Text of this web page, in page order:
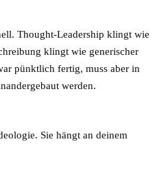
Thought-Leadership klingt wie
klingt wie generischer
pünktlich fertig, muss aber in
werden.
Sie hängt an deinem